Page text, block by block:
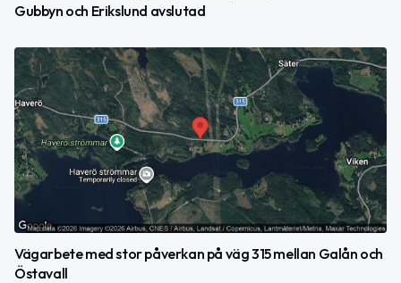
Gubbyn och Erikslund avslutad
Vägarbete med stor påverkan på väg 315 mellan Galån och
Östavall